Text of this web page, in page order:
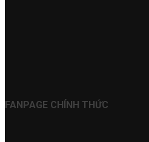
FANPAGE CHÍNH THỨC